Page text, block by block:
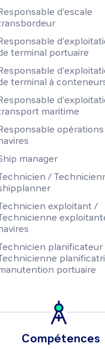
d'escale
terminal portuaire
terminal à
maritime
opérations
manager
/
exploitant /
planificateur
portuaire
Compétences